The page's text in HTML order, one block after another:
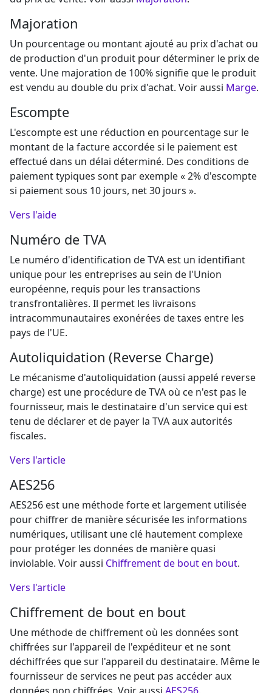
Majoration
Un pourcentage ou montant ajouté au prix d'achat ou
de production d'un produit pour déterminer le prix de
vente. Une majoration de 100% signifie que le produit
est vendu au double du prix d'achat. Voir aussi Marge.
Escompte
L'escompte est une réduction en pourcentage sur le
montant de la facture accordée si le paiement est
effectué dans un délai déterminé. Des conditions de
paiement typiques sont par exemple « 2% d'escompte
si paiement sous 10 jours, net 30 jours ».
Vers l'aide
Numéro de TVA
Le numéro d'identification de TVA est un identifiant
unique pour les entreprises au sein de l'Union
européenne, requis pour les transactions
transfrontalières. Il permet les livraisons
intracommunautaires exonérées de taxes entre les
pays de l'UE.
Autoliquidation (Reverse Charge)
Le mécanisme d'autoliquidation (aussi appelé reverse
charge) est une procédure de TVA où ce n'est pas le
fournisseur, mais le destinataire d'un service qui est
tenu de déclarer et de payer la TVA aux autorités
fiscales.
Vers l'article
AES256
AES256 est une méthode forte et largement utilisée
pour chiffrer de manière sécurisée les informations
numériques, utilisant une clé hautement complexe
pour protéger les données de manière quasi
inviolable. Voir aussi Chiffrement de bout en bout.
Vers l'article
Chiffrement de bout en bout
Une méthode de chiffrement où les données sont
chiffrées sur l'appareil de l'expéditeur et ne sont
déchiffrées que sur l'appareil du destinataire. Même le
fournisseur de services ne peut pas accéder aux
données non chiffrées. Voir aussi AES256